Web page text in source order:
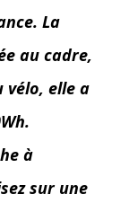
La
au cadre,
vélo, elle a
à
sur une